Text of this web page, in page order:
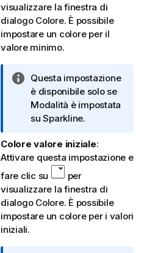
visualizzare la finestra di
dialogo Colore. È possibile
impostare un colore per il
valore minimo.
N
o
t
a
n
f
o
r
m
a
Questa impostazione
è disponibile solo se
Modalità è impostata
su Sparkline.
Colore valore iniziale:
Attivare questa impostazione e
fare clic su
per
visualizzare la finestra di
dialogo Colore. È possibile
impostare un colore per i valori
iniziali.